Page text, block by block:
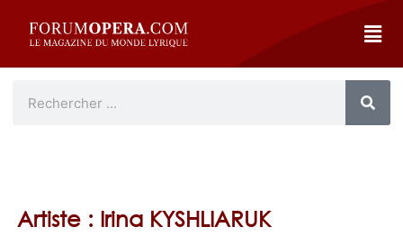
Artiste : Irina KYSHLIARUK